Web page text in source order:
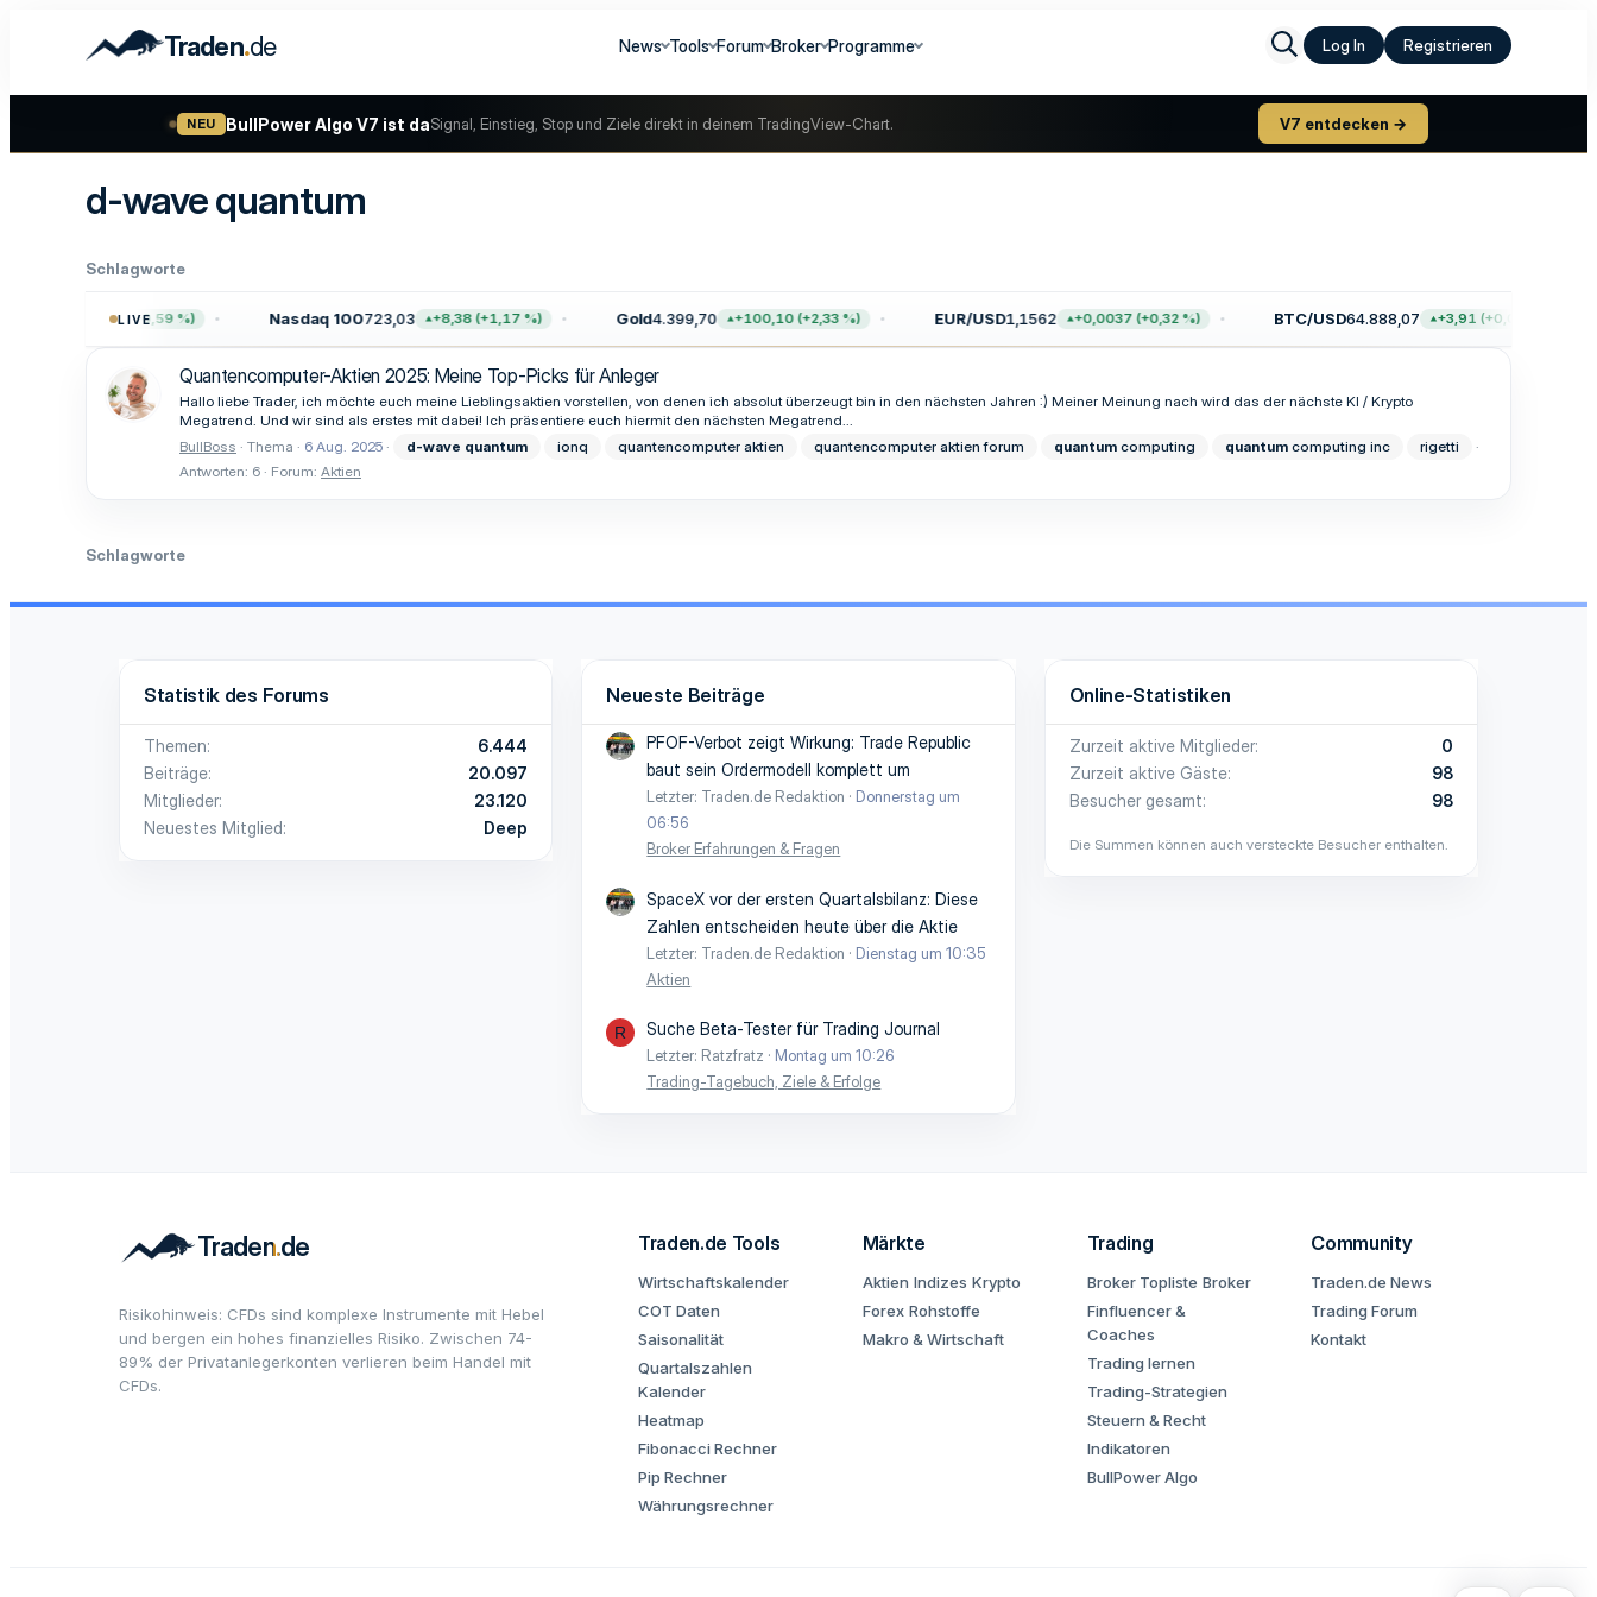
Traden.de News Tools Forum Broker Programme Log In Registrieren
NEU BullPower Algo V7 ist daSignal, Einstieg, Stop und Ziele direkt in deinem TradingView-Chart. V7 entdecken →
d-wave quantum
Schlagworte
LIVE
+45,65 (+0,59 %) Nasdaq 100723,03 +8,38 (+1,17 %) Gold4.399,70 +100,10 (+2,33 %) EUR/USD1,1562 +0,0037 (+0,32 %) BTC/USD64.888,07 +3,91 (+0,01 %)
Quantencomputer-Aktien 2025: Meine Top-Picks für Anleger
Hallo liebe Trader, ich möchte euch meine Lieblingsaktien vorstellen, von denen ich absolut überzeugt bin in den nächsten Jahren :) Meiner Meinung nach wird das der nächste KI / Krypto
Megatrend. Und wir sind als erstes mit dabei! Ich präsentiere euch hiermit den nächsten Megatrend...
BullBoss
Thema 6 Aug. 2025 d-wave quantum ionq quantencomputer aktien quantencomputer aktien forum quantum computing quantum computing inc
rigetti
Antworten: 6
Forum: Aktien
Schlagworte
Statistik des Forums
Themen
6.444
Beiträge
20.097
Mitglieder
23.120
Neuestes Mitglied
Deep
Neueste Beiträge
PFOF-Verbot zeigt Wirkung: Trade Republic
baut sein Ordermodell komplett um
Letzter: Traden.de Redaktion
Donnerstag um
06:56
Broker Erfahrungen & Fragen
SpaceX vor der ersten Quartalsbilanz: Diese
Zahlen entscheiden heute über die Aktie
Letzter: Traden.de Redaktion
Dienstag um 10:35
Aktien
R Suche Beta-Tester für Trading Journal
Letzter: Ratzfratz
Montag um 10:26
Trading-Tagebuch, Ziele & Erfolge
Online-Statistiken
Zurzeit aktive Mitglieder
0
Zurzeit aktive Gäste
98
Besucher gesamt
98
Die Summen können auch versteckte Besucher enthalten.
Risikohinweis: CFDs sind komplexe Instrumente mit Hebel
und bergen ein hohes finanzielles Risiko. Zwischen 74-
89% der Privatanlegerkonten verlieren beim Handel mit
CFDs.
Traden.de Tools
Wirtschaftskalender
COT Daten
Saisonalität
Quartalszahlen
Kalender
Heatmap
Fibonacci Rechner
Pip Rechner
Währungsrechner
Märkte
Aktien Indizes Krypto
Forex Rohstoffe
Makro & Wirtschaft
Trading
Broker Topliste Broker
Finfluencer &
Coaches
Trading lernen
Trading-Strategien
Steuern & Recht
Indikatoren
BullPower Algo
Community
Traden.de News
Trading Forum
Kontakt